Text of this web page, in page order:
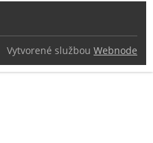
Vytvorené službou Webnode